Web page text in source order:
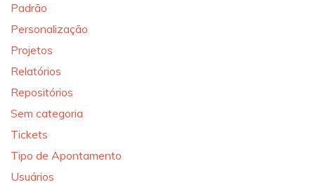
Padrão
Personalização
Projetos
Relatórios
Repositórios
Sem categoria
Tickets
Tipo de Apontamento
Usuários